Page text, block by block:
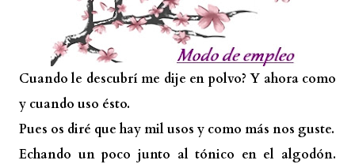
Cuando le descubrí me dije en polvo? Y ahora como
y cuando uso ésto.
Pues os diré que hay mil usos y como más nos guste.
Echando un poco junto al tónico en el algodón.